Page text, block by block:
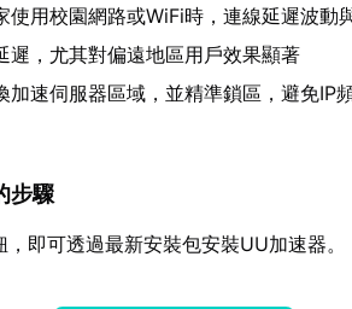
使用校園網路或WiFi時，連線延遲波動
遲，尤其對偏遠地區用戶效果顯著
加速伺服器區域，並精準鎖區，避免IP
步驟
即可透過最新安裝包安裝UU加速器。